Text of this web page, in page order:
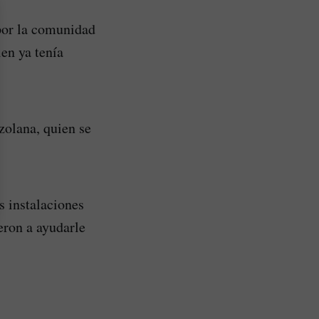
la comunidad
ya tenía
quien se
instalaciones
a ayudarle